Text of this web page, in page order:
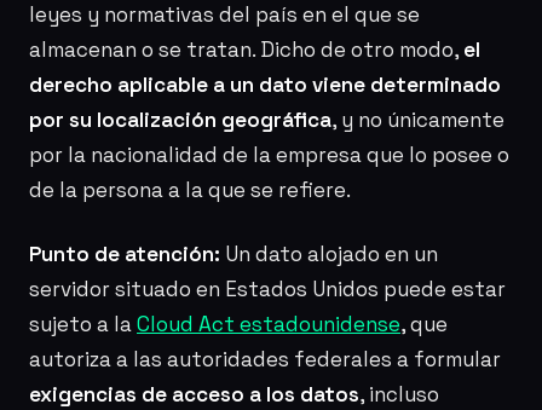
leyes y normativas del país en el que se
almacenan o se tratan. Dicho de otro modo, el
derecho aplicable a un dato viene determinado
por su localización geográfica, y no únicamente
por la nacionalidad de la empresa que lo posee o
de la persona a la que se refiere.
Punto de atención: Un dato alojado en un
servidor situado en Estados Unidos puede estar
sujeto a laCloud Act estadounidense, que
autoriza a las autoridades federales a formular
exigencias de acceso a los datos, incluso